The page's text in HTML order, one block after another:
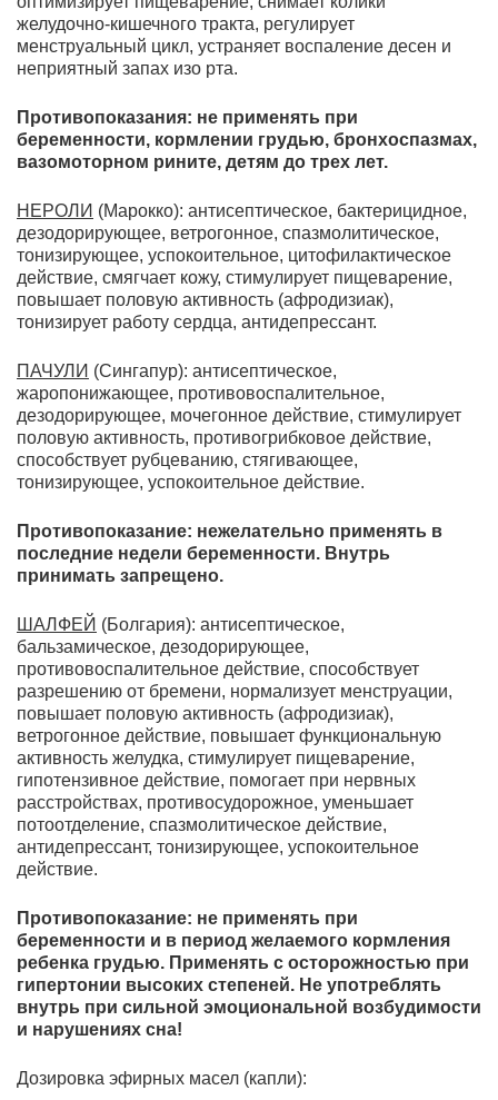
желудочно-кишечного тракта, регулирует
менструальный цикл, устраняет воспаление десен и
неприятный запах изо рта.
Противопоказания: не применять при
беременности, кормлении грудью, бронхоспазмах,
вазомоторном рините, детям до трех лет.
НЕРОЛИ (Марокко): антисептическое, бактерицидное,
дезодорирующее, ветрогонное, спазмолитическое,
тонизирующее, успокоительное, цитофилактическое
действие, смягчает кожу, стимулирует пищеварение,
повышает половую активность (афродизиак),
тонизирует работу сердца, антидепрессант.
ПАЧУЛИ (Сингапур): антисептическое,
жаропонижающее, противовоспалительное,
дезодорирующее, мочегонное действие, стимулирует
половую активность, противогрибковое действие,
способствует рубцеванию, стягивающее,
тонизирующее, успокоительное действие.
Противопоказание: нежелательно применять в
последние недели беременности. Внутрь
принимать запрещено.
ШАЛФЕЙ (Болгария): антисептическое,
бальзамическое, дезодорирующее,
противовоспалительное действие, способствует
разрешению от бремени, нормализует менструации,
повышает половую активность (афродизиак),
ветрогонное действие, повышает функциональную
активность желудка, стимулирует пищеварение,
гипотензивное действие, помогает при нервных
расстройствах, противосудорожное, уменьшает
потоотделение, спазмолитическое действие,
антидепрессант, тонизирующее, успокоительное
действие.
Противопоказание: не применять при
беременности и в период желаемого кормления
ребенка грудью. Применять с осторожностью при
гипертонии высоких степеней. Не употреблять
внутрь при сильной эмоциональной возбудимости
и нарушениях сна!
Дозировка эфирных масел (капли):